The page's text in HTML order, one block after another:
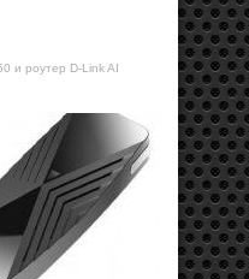
и роутер D-Link AI